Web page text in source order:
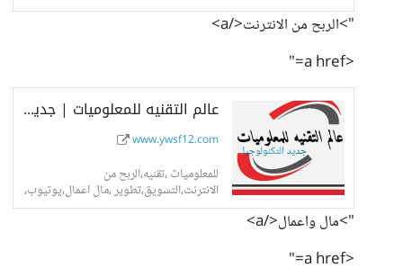
ادسنس.
">الربح من الانترنت</a>
<a href="
عالم التقنيه للمعلوميات | جديد التكنولوجيا
www.ywsf12.com
للمعلوميات ،تقنيه،الربح من
الانترنت،التسويق،تطوير ،مال اعمال،يوتيوب،
ادسنس.
">مال واعمال</a>
<a href="